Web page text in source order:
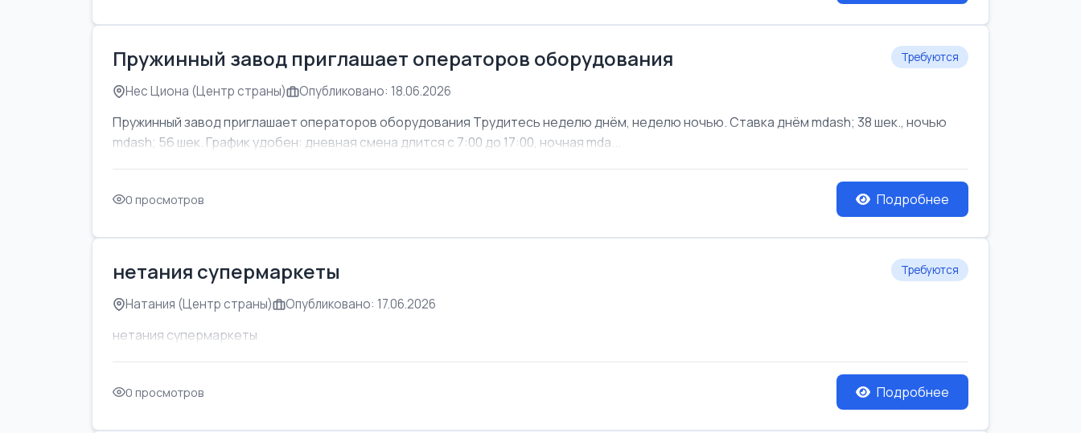
Пружинный завод приглашает операторов оборудования Требуются
Нес Циона (Центр страны) Опубликовано: 18.06.2026
Пружинный завод приглашает операторов оборудования Трудитесь неделю днём, неделю ночью. Ставка днём mdash; 38 шек., ночью
mdash; 56 шек. График удобен: дневная смена длится с 7:00 до 17:00, ночная mda...
0 просмотров Подробнее
нетания супермаркеты Требуются
Натания (Центр страны) Опубликовано: 17.06.2026
нетания супермаркеты
0 просмотров Подробнее